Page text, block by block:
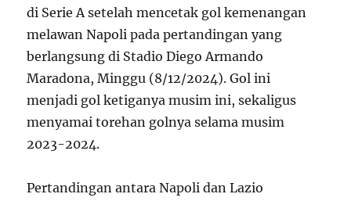
di Serie A setelah mencetak gol kemenangan
melawan Napoli pada pertandingan yang
berlangsung di Stadio Diego Armando
Maradona, Minggu (8/12/2024). Gol ini
menjadi gol ketiganya musim ini, sekaligus
menyamai torehan golnya selama musim
2023-2024.
Pertandingan antara Napoli dan Lazio